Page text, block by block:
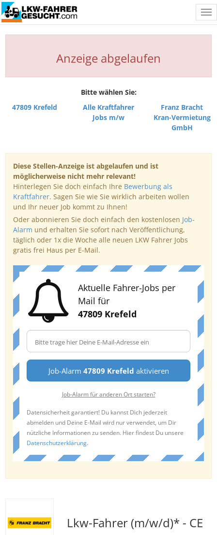
Anzeige abgelaufen
Bitte wählen Sie:
47809 Krefeld
Alle Kraftfahrer
Jobs m/w
Franz Bracht
Kran-Vermietung
GmbH
Diese Stellen-Anzeige ist abgelaufen und ist
möglicherweise nicht mehr relevant!
Hinterlegen Sie doch einfach Ihre Bewerbung als
Kraftfahrer. Sagen Sie wie Sie wirklich arbeiten wollen
und Ihr neuer Job kommt zu Ihnen!
Oder abonnieren Sie doch einfach den kostenlosen Job-
Alarm und erhalten Sie sofort nach Veröffentlichung,
täglich oder 1x die Woche alle neuen LKW Fahrer Jobs
gratis frei Haus per E-Mail.
Aktuelle Fahrer-Jobs per
Mail für
47809 Krefeld
Job-Alarm 47809 Krefeld aktivieren
Job-Alarm für anderen Ort starten?
Datensicherheit garantiert! Du kannst Dich jederzeit
abmelden und Deine E-Mail wird nur verwendet, um Dir
nützliche Informationen zu senden. Hier findest Du unsere
Datenschutzerklärung.
Lkw-Fahrer (m/w/d)* - CE